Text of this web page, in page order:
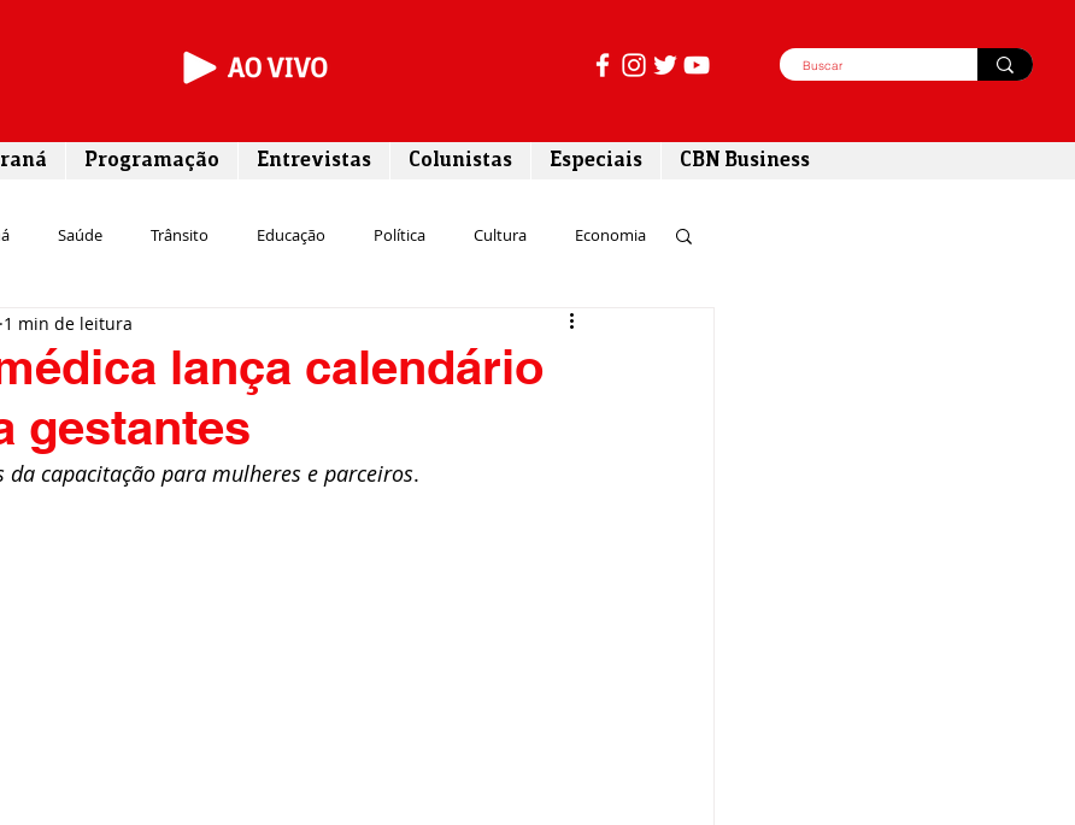
Programação Entrevistas Colunistas Especiais CBN Business
Saúde Trânsito Educação Política Cultura Economia
Segurança Entrevista
ambiente Comunicação
lança calendário
gestantes
1 min de leitura
da capacitação para mulheres e parceiros.